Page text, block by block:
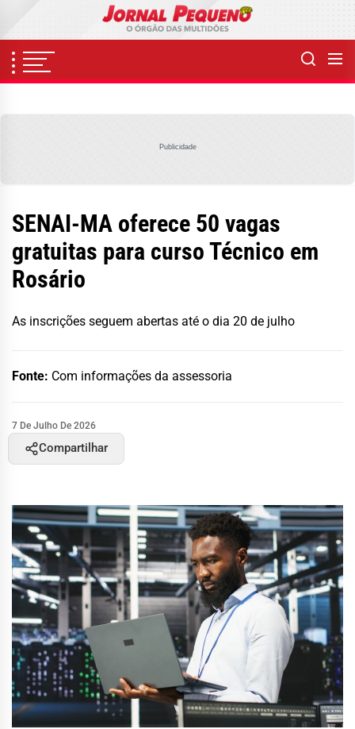
content
Publicidade
SENAI-MA oferece 50 vagas
gratuitas para curso Técnico em
Rosário
As inscrições seguem abertas até o dia 20 de julho
Fonte: Com informações da assessoria
7 De Julho De 2026
Compartilhar